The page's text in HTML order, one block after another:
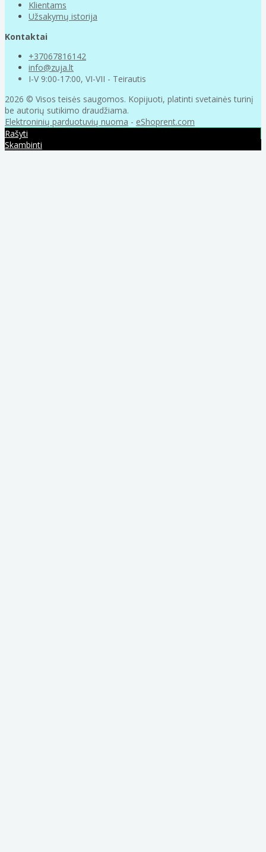
Klientams
Užsakymų istorija
Kontaktai
+37067816142
info@zuja.lt
I-V 9:00-17:00, VI-VII - Teirautis
2026 © Visos teisės saugomos. Kopijuoti, platinti svetainės turinį
be autorių sutikimo draudžiama.
Elektroninių parduotuvių nuoma - eShoprent.com
Rašyti
Skambinti